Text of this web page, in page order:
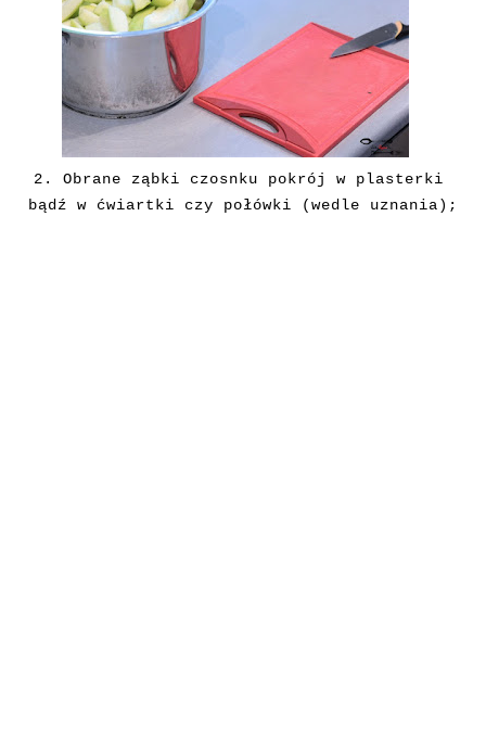
2. Obrane ząbki czosnku pokrój w plasterki
bądź w ćwiartki czy połówki (wedle uznania);